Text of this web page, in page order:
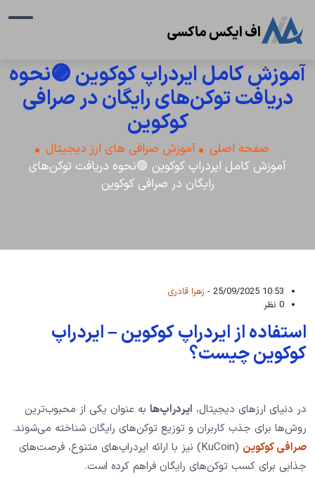
آموزش کامل ایردراپ کوکوین 🟣نحوه
دریافت توکن‌های رایگان در صرافی
کوکوین
صفحه اصلی
آموزش صرافی های ارز دیجیتال
آموزش کامل ایردراپ کوکوین 🟣نحوه دریافت توکن‌های
رایگان در صرافی کوکوین
10:53 25/09/2025 -
زهرا قادری
0 نظر
استفاده از ایردراپ کوکوین – ایردراپ
کوکوین چیست؟
در دنیای ارزهای دیجیتال، ایردراپ‌ها به عنوان یکی از محبوب‌ترین
روش‌ها برای جذب کاربران و توزیع توکن‌های رایگان شناخته می‌شوند.
صرافی کوکوین
(KuCoin) نیز با ارائه ایردراپ‌های متنوع، فرصت‌های
جذابی برای کسب توکن‌های رایگان فراهم کرده است.